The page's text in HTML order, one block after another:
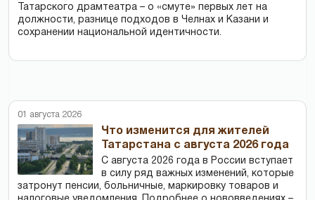
Татарского драмтеатра – о «смуте» первых лет на
должности, разнице подходов в Челнах и Казани и
сохранении национальной идентичности.
01 августа 2026
Что изменится для жителей
Татарстана с августа 2026 года
С августа 2026 года в России вступает
в силу ряд важных изменений, которые
затронут пенсии, больничные, маркировку товаров и